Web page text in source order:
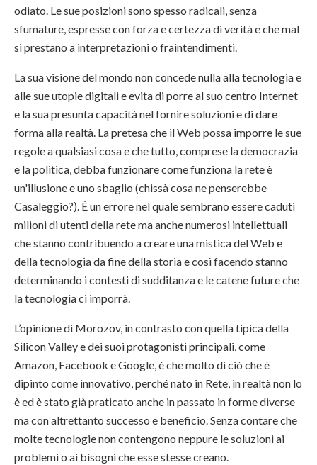
odiato. Le sue posizioni sono spesso radicali, senza
sfumature, espresse con forza e certezza di verità e che mal
si prestano a interpretazioni o fraintendimenti.
La sua visione del mondo non concede nulla alla tecnologia e
alle sue utopie digitali e evita di porre al suo centro Internet
e la sua presunta capacità nel fornire soluzioni e di dare
forma alla realtà. La pretesa che il Web possa imporre le sue
regole a qualsiasi cosa e che tutto, comprese la democrazia
e la politica, debba funzionare come funziona la rete è
un'illusione e uno sbaglio (chissà cosa ne penserebbe
Casaleggio?). È un errore nel quale sembrano essere caduti
milioni di utenti della rete ma anche numerosi intellettuali
che stanno contribuendo a creare una mistica del Web e
della tecnologia da fine della storia e così facendo stanno
determinando i contesti di sudditanza e le catene future che
la tecnologia ci imporrà.
L’opinione di Morozov, in contrasto con quella tipica della
Silicon Valley e dei suoi protagonisti principali, come
Amazon, Facebook e Google, è che molto di ciò che è
dipinto come innovativo, perché nato in Rete, in realtà non lo
è ed è stato già praticato anche in passato in forme diverse
ma con altrettanto successo e beneficio. Senza contare che
molte tecnologie non contengono neppure le soluzioni ai
problemi o ai bisogni che esse stesse creano.